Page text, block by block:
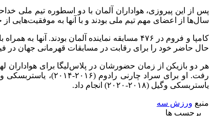
سال‌ها از اعضای مهم تیم ملی بودند و با آنها به موفقیت‌هایی از جمله مدال برنز در مسابقات قهرمانی
کامپا و فروم در ۴۷۶ مسابقه نماینده آلمان
حال حاضر خود را برای رقابت در مسابقات قهرمانی جهان در
یاستربسکی وگیل (۲۰۱۸-۲۰۲۰) انجام داد.
منبع ورزش سه
برچسب ها